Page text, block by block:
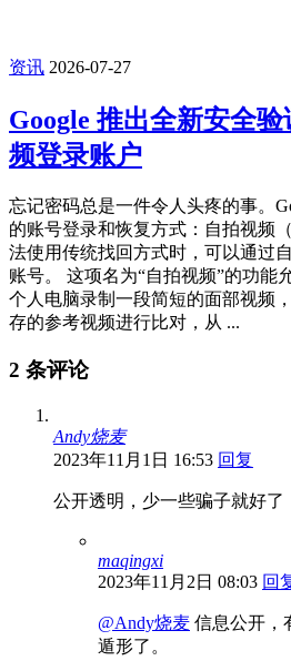
资讯 2026-07-27
Google 推出全新安全
频登录账户
忘记密码总是一件令人头疼的事。
的账号登录和恢复方式：自拍视频
法使用传统找回方式时，可以通过
账号。 这项名为“自拍视频”的功能
个人电脑录制一段简短的面部视频
存的参考视频进行比对，从 ...
2 条评论
Andy烧麦
2023年11月1日 16:53 回复
公开透明，少一些骗子就好了
maqingxi
2023年11月2日 08:03 回
@Andy烧麦 信息公开，
遁形了。